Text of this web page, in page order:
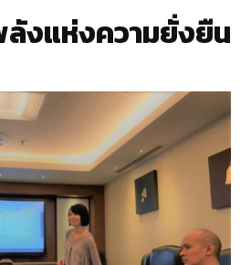
ลังแห่งความยั่งยืน